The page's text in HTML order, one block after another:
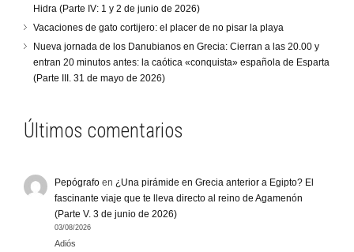
Hidra (Parte IV: 1 y 2 de junio de 2026)
Vacaciones de gato cortijero: el placer de no pisar la playa
Nueva jornada de los Danubianos en Grecia: Cierran a las 20.00 y
entran 20 minutos antes: la caótica «conquista» española de Esparta
(Parte III. 31 de mayo de 2026)
Últimos comentarios
Pepógrafo en ¿Una pirámide en Grecia anterior a Egipto? El
fascinante viaje que te lleva directo al reino de Agamenón
(Parte V. 3 de junio de 2026)
03/08/2026
Adiós